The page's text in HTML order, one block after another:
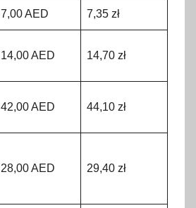
7,00 AED 7,35 zł
14,00 AED 14,70 zł
42,00 AED 44,10 zł
28,00 AED 29,40 zł